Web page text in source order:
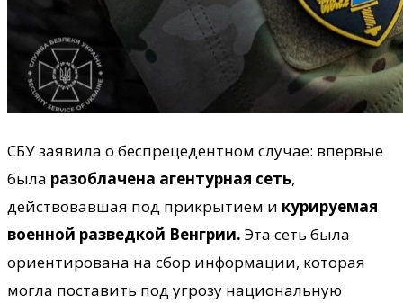
СБУ заявила о беспрецедентном случае: впервые
была разоблачена агентурная сеть,
действовавшая под прикрытием и курируемая
военной разведкой Венгрии. Эта сеть была
ориентирована на сбор информации, которая
могла поставить под угрозу национальную